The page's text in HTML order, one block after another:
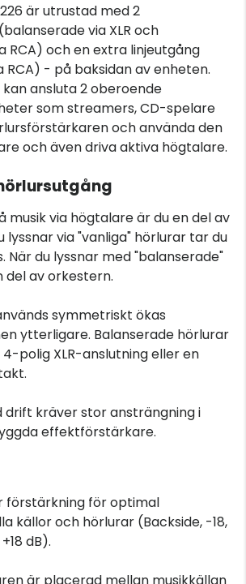
är utrustad med 2
via XLR och
RCA) och en extra linjeutgång
RCA) - på baksidan av enheten.
ansluta 2 oberoende
som streamers, CD-spelare
och använda den
och även driva aktiva högtalare.
musik via högtalare är du en del av
lyssnar via "vanliga" hörlurar tar du
När du lyssnar med "balanserade"
del av orkestern.
symmetriskt ökas
ytterligare. Balanserade hörlurar
polig XLR-anslutning eller en
drift kräver stor ansträngning i
effektförstärkare.
förstärkning för optimal
källor och hörlurar (Backside, -18,
dB).
är placerad mellan musikkällan